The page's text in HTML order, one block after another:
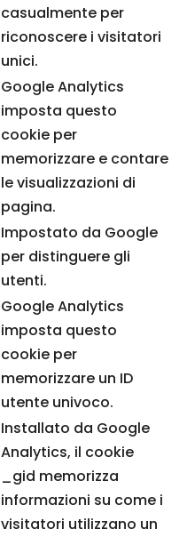
casualmente per
riconoscere i visitatori
unici.
Google Analytics
imposta questo
cookie per
memorizzare e contare
le visualizzazioni di
pagina.
Impostato da Google
per distinguere gli
utenti.
Google Analytics
imposta questo
cookie per
memorizzare un ID
utente univoco.
Installato da Google
Analytics, il cookie
_gid memorizza
informazioni su come i
visitatori utilizzano un